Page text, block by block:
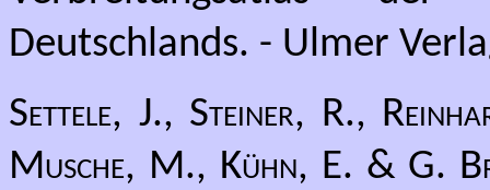
Deutschlands. - Ulmer
Settele, J., Steiner, R.,
Musche, M., Kühn, E. & G.